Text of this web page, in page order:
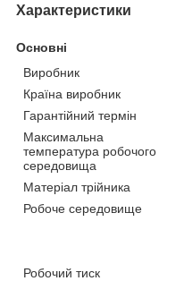
Характеристики
Основні
Виробник
Країна виробник
Гарантійний термін
Максимальна
температура робочого
середовища
Матеріал трійника
Робоче середовище
Робочий тиск